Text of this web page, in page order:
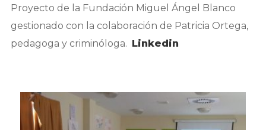
Proyecto de la Fundación Miguel Ángel Blanco
gestionado con la colaboración de Patricia Ortega,
pedagoga y criminóloga. Linkedin